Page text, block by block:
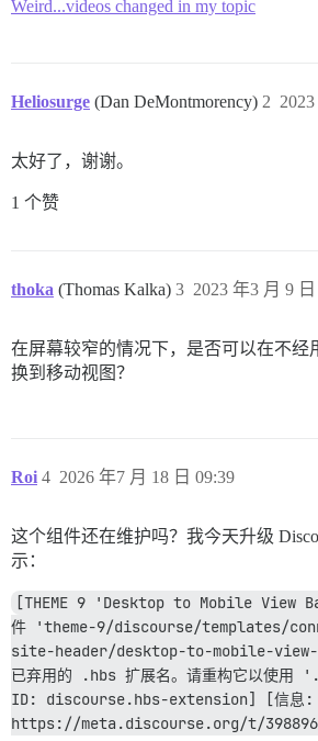
Weird...videos changed in my topic
Heliosurge (Dan DeMontmorency) 2
太好了，谢谢。
1 个赞
thoka (Thomas Kalka) 2023 年3 月 9 日
3
在屏幕较窄的情况下，是否可以在不经
换到移动视图？
Roi 2026 年7 月 18 日 09:39
4
这个组件还在维护吗？我今天升级
示：
[THEME 9 'Desktop to Mobile View
件 'theme-9/discourse/templates/
site-header/desktop-to-mobile-view-
已弃用的 .hbs 扩展名。请重构它以使
ID: discourse.hbs-extension] [信息:
https://meta.discourse.org/t/